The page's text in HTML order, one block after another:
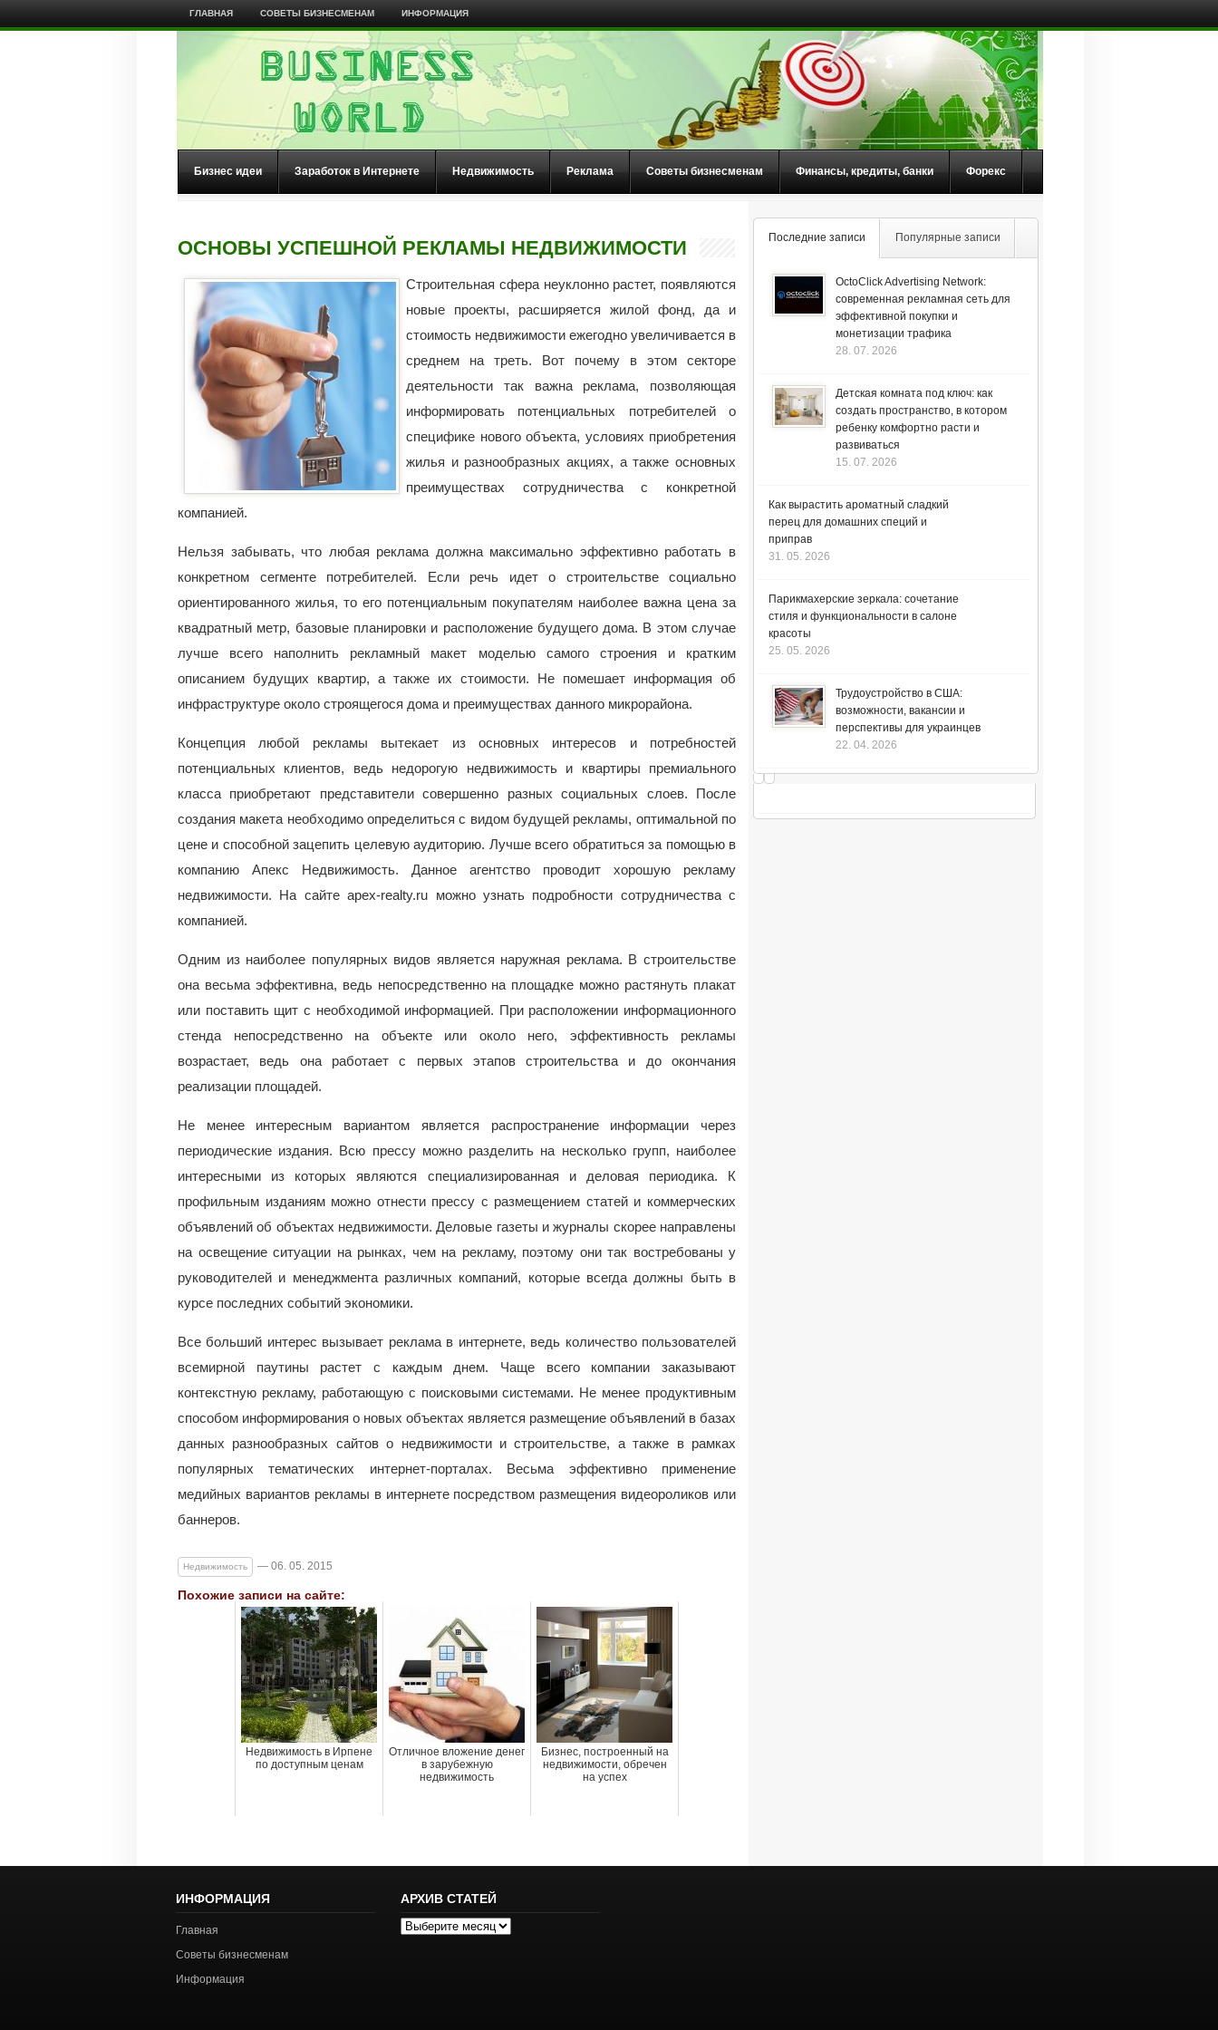
ГЛАВНАЯ СОВЕТЫ БИЗНЕСМЕНАМ ИНФОРМАЦИЯ
Бизнес идеи Заработок в Интернете Недвижимость Реклама Советы бизнесменам Финансы, кредиты, банки Форекс
ОСНОВЫ УСПЕШНОЙ РЕКЛАМЫ НЕДВИЖИМОСТИ
Строительная сфера неуклонно растет, появляются
новые проекты, расширяется жилой фонд, да и
стоимость недвижимости ежегодно увеличивается в
среднем на треть. Вот почему в этом секторе
деятельности так важна реклама, позволяющая
информировать потенциальных потребителей о
специфике нового объекта, условиях приобретения
жилья и разнообразных акциях, а также основных
преимуществах сотрудничества с конкретной
компанией.
Нельзя забывать, что любая реклама должна максимально эффективно работать в
конкретном сегменте потребителей. Если речь идет о строительстве социально
ориентированного жилья, то его потенциальным покупателям наиболее важна цена за
квадратный метр, базовые планировки и расположение будущего дома. В этом случае
лучше всего наполнить рекламный макет моделью самого строения и кратким
описанием будущих квартир, а также их стоимости. Не помешает информация об
инфраструктуре около строящегося дома и преимуществах данного микрорайона.
Концепция любой рекламы вытекает из основных интересов и потребностей
потенциальных клиентов, ведь недорогую недвижимость и квартиры премиального
класса приобретают представители совершенно разных социальных слоев. После
создания макета необходимо определиться с видом будущей рекламы, оптимальной по
цене и способной зацепить целевую аудиторию. Лучше всего обратиться за помощью в
компанию Апекс Недвижимость. Данное агентство проводит хорошую рекламу
недвижимости. На сайте apex-realty.ru можно узнать подробности сотрудничества с
компанией.
Одним из наиболее популярных видов является наружная реклама. В строительстве
она весьма эффективна, ведь непосредственно на площадке можно растянуть плакат
или поставить щит с необходимой информацией. При расположении информационного
стенда непосредственно на объекте или около него, эффективность рекламы
возрастает, ведь она работает с первых этапов строительства и до окончания
реализации площадей.
Не менее интересным вариантом является распространение информации через
периодические издания. Всю прессу можно разделить на несколько групп, наиболее
интересными из которых являются специализированная и деловая периодика. К
профильным изданиям можно отнести прессу с размещением статей и коммерческих
объявлений об объектах недвижимости. Деловые газеты и журналы скорее направлены
на освещение ситуации на рынках, чем на рекламу, поэтому они так востребованы у
руководителей и менеджмента различных компаний, которые всегда должны быть в
курсе последних событий экономики.
Все больший интерес вызывает реклама в интернете, ведь количество пользователей
всемирной паутины растет с каждым днем. Чаще всего компании заказывают
контекстную рекламу, работающую с поисковыми системами. Не менее продуктивным
способом информирования о новых объектах является размещение объявлений в базах
данных разнообразных сайтов о недвижимости и строительстве, а также в рамках
популярных тематических интернет-порталах. Весьма эффективно применение
медийных вариантов рекламы в интернете посредством размещения видеороликов или
баннеров.
Недвижимость — 06. 05. 2015
Похожие записи на сайте:
Недвижимость в Ирпене
по доступным ценам
Отличное вложение денег
в зарубежную
недвижимость
Бизнес, построенный на
недвижимости, обречен
на успех
Последние записи Популярные записи
OctoClick Advertising Network:
современная рекламная сеть для
эффективной покупки и
монетизации трафика
28. 07. 2026
Детская комната под ключ: как
создать пространство, в котором
ребенку комфортно расти и
развиваться
15. 07. 2026
Как вырастить ароматный сладкий
перец для домашних специй и
приправ
31. 05. 2026
Парикмахерские зеркала: сочетание
стиля и функциональности в салоне
красоты
25. 05. 2026
Трудоустройство в США:
возможности, вакансии и
перспективы для украинцев
22. 04. 2026
ИНФОРМАЦИЯ
Главная
Советы бизнесменам
Информация
АРХИВ СТАТЕЙ
Архив